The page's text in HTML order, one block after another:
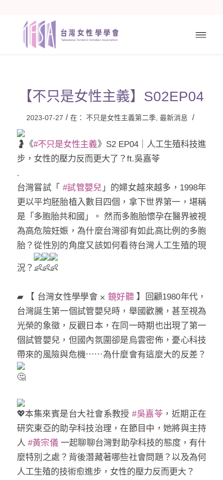
【不只是女性主義】S02EP04
2023-07-27 / 在： 不只是女性主義第二季, 最新消息 /
《#不只是女性主義》S2 EP04｜人工生殖科技進
步，女性的壓力反而更大了？ft.吳嘉苓
.
台灣嘗試「 #試管嬰兒 」的婦女越來越多，1998年
更以平均胚胎植入數目四個，拿下世界第一，堪稱
是「多胞胎共和國」。 然而多胞胎懷孕在醫界被視
為高危險妊娠，為什麼台灣卻有如此高比例的多胞
胎？從性別的角度又該如何看待台灣人工生殖的現
況？
▰ 【 台灣女性學學會 ⨉ 鏡好聽】回顧1980年代，
台灣誕生第一個試管嬰兒時，舉國歡騰，甚至視為
光榮的象徵，反觀日本，在同一時期也出現了第一
個試管嬰兒，但國內氛圍卻是烏雲密佈，憂心科技
帶來的風險與危機⋯⋯為什麼會有這麼大的反差？
本集來賓是台大社會系教授#吳嘉苓 ，近期正在
研究東亞的助孕科技治理，在節目中，她將與主持
人#黃宗儀一起聊聊台灣對助孕科技的態度，有什
麼特別之處？背後潛藏著哪些社會問題？以及為何
人工生殖的技術愈進步，女性的壓力反而更大？